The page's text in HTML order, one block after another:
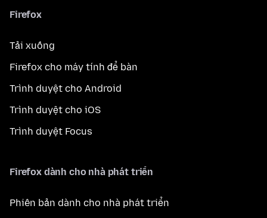
Firefox
Tải xuống
Firefox cho máy tính để bàn
Trình duyệt cho Android
Trình duyệt cho iOS
Trình duyệt Focus
Firefox dành cho nhà phát triển
Phiên bản dành cho nhà phát triển